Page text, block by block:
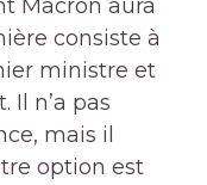
Macron aura
consiste à
ministre et
Il n’a pas
mais il
option est